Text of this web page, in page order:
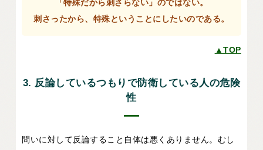
「特殊だから刺さらない」のではない。
刺さったから、特殊ということにしたいのである。
▲TOP
3. 反論しているつもりで防衛している人の危険
性
問いに対して反論すること自体は悪くありません。むし